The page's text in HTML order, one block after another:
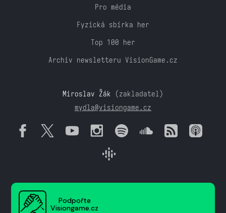
Pro média
Fyzická sbírka her
Top 100 her
Archiv newsletteru VisionGame.cz
Miroslav Žák (zakladatel)
mydla@visiongame.cz
Podpořte
Visiongame.cz